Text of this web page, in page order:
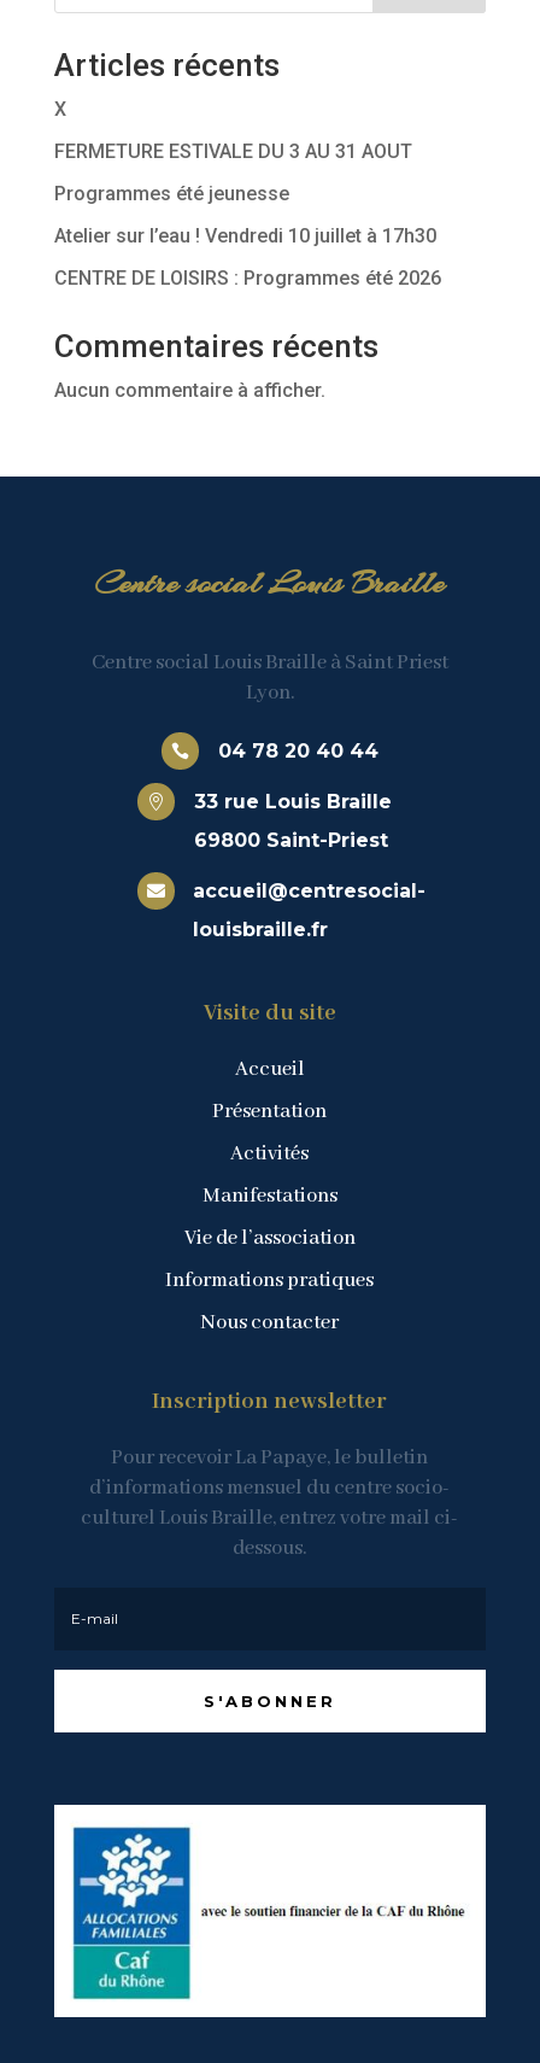
Articles récents
X
FERMETURE ESTIVALE DU 3 AU 31 AOUT
Programmes été jeunesse
Atelier sur l’eau ! Vendredi 10 juillet à 17h30
CENTRE DE LOISIRS : Programmes été 2026
Commentaires récents
Aucun commentaire à afficher.
Centre social Louis Braille
Centre social Louis Braille à Saint Priest
Lyon.
 04 78 20 40 44

33 rue Louis Braille
69800 Saint-Priest

accueil@centresocial-
louisbraille.fr
Visite du site
Accueil
Présentation
Activités
Manifestations
Vie de l’association
Informations pratiques
Nous contacter
Inscription newsletter
Pour recevoir La Papaye, le bulletin
d’informations mensuel du centre socio-
culturel Louis Braille, entrez votre mail ci-
dessous.
S'ABONNER